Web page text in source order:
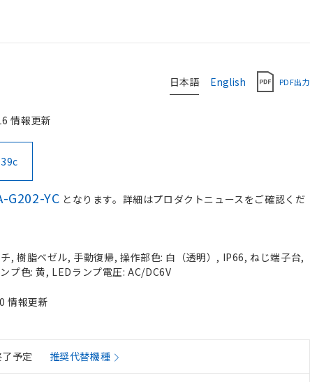
日本語 English PDF出力
情報更新
G202-YC となります。詳細はプロダクトニュースをご確認くだ
, 樹脂ベゼル, 手動復帰, 操作部色: 白（透明）, IP66, ねじ端子台,
プ色: 黄, LEDランプ電圧: AC/DC6V
情報更新
予定 推奨代替機種